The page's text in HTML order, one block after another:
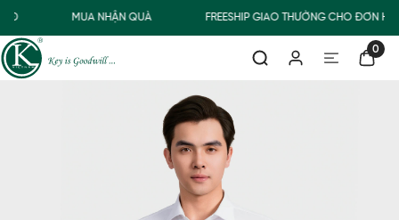
MUA NHẬN QUÀ FREESHIP GIAO THƯỜNG CHO ĐƠN
0